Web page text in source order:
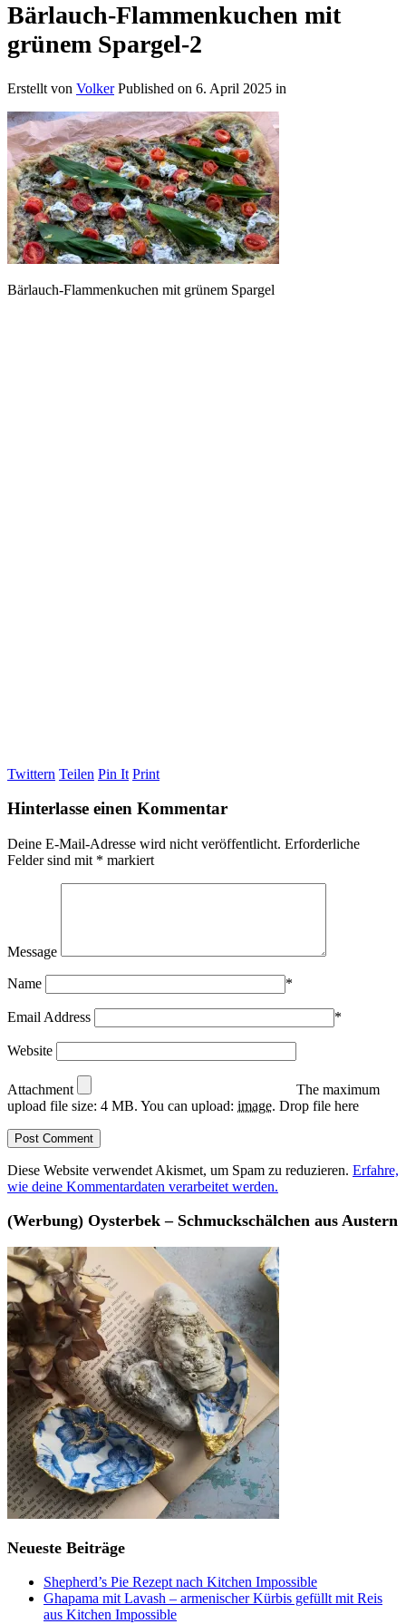
Bärlauch-Flammenkuchen mit
grünem Spargel-2
Erstellt von Volker Published on 6. April 2025 in
Bärlauch-Flammenkuchen mit grünem Spargel
Twittern Teilen Pin It Print
Hinterlasse einen Kommentar
Deine E-Mail-Adresse wird nicht veröffentlicht. Erforderliche
Felder sind mit * markiert
Message
Name *
Email Address *
Website
Attachment
The maximum
upload file size: 4 MB. You can upload: image. Drop file here
Diese Website verwendet Akismet, um Spam zu reduzieren. Erfahre,
wie deine Kommentardaten verarbeitet werden.
(Werbung) Oysterbek – Schmuckschälchen aus Austern
Neueste Beiträge
Shepherd’s Pie Rezept nach Kitchen Impossible
Ghapama mit Lavash – armenischer Kürbis gefüllt mit Reis
aus Kitchen Impossible